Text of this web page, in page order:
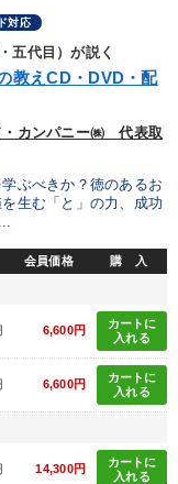
対応
五代目）が説く
教えCD・DVD・配
カンパニー㈱ 代表取
ぶべきか？徳のあるお
生む「と」の力、成功
会員価格 購 入
6,600円
カートに
入れる
6,600円
カートに
入れる
14,300円
カートに
入れる